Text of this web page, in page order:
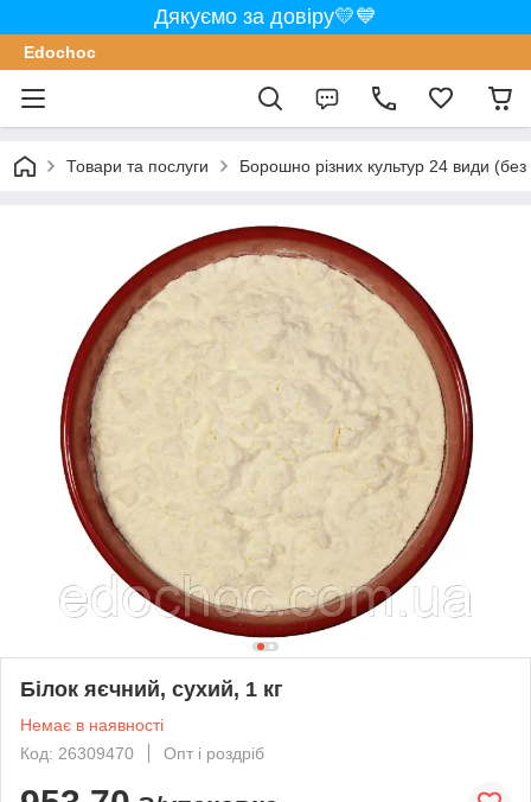
Дякуємо за довіру💛💙
Edochoс
Товари та послуги Борошно різних культур 24 види
Білок яєчний, сухий, 1 кг
Немає в наявності
Код: 26309470
Опт і роздріб